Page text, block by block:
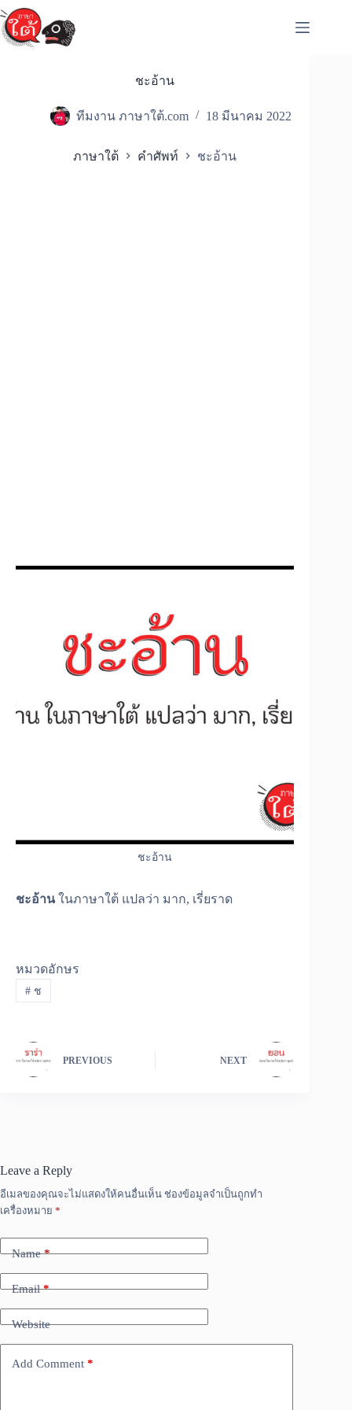
Skip
to
content
ชะอ้าน
ทีมงาน ภาษาใต้.com 18 มีนาคม 2022
ภาษาใต้ คำศัพท์ ชะอ้าน
ชะอ้าน
ชะอ้านในภาษาใต้ แปลว่า มาก, เรี่ยราด
หมวดอักษร
#ช
PREVIOUS NEXT
Leave a Reply
อีเมลของคุณจะไม่แสดงให้คนอื่นเห็น ช่องข้อมูลจำเป็นถูกทำ
เครื่องหมาย *
Name*
Email*
Website
Add Comment *